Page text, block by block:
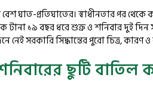
বেশ ঘাত-প্রতিঘাতের। স্বাধীনতার পর
টানা ১৯ বছর ধরে শুক্র ও শনিবার দুই
সরকারি সিদ্ধান্তের পুরো চিত্র, কারণ ও
ছুটি বাতিল